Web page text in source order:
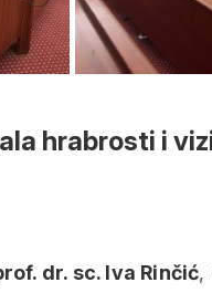
hrabrosti i
dr. sc. Iva Rinčić,